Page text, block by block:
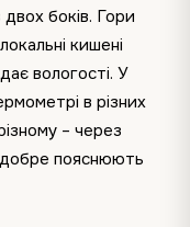
боків. Гори
кишені
вологості. У
в різних
– через
добре пояснюють